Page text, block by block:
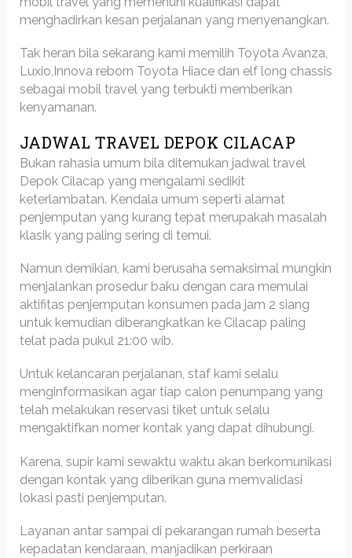
menghadirkan kesan perjalanan yang menyenangkan.
Tak heran bila sekarang kami memilih Toyota Avanza,
Luxio,Innova reborn Toyota Hiace dan elf long chassis
sebagai mobil travel yang terbukti memberikan
kenyamanan.
JADWAL TRAVEL DEPOK CILACAP
Bukan rahasia umum bila ditemukan jadwal travel
Depok Cilacap yang mengalami sedikit
keterlambatan. Kendala umum seperti alamat
penjemputan yang kurang tepat merupakah masalah
klasik yang paling sering di temui.
Namun demikian, kami berusaha semaksimal mungkin
menjalankan prosedur baku dengan cara memulai
aktifitas penjemputan konsumen pada jam 2 siang
untuk kemudian diberangkatkan ke Cilacap paling
telat pada pukul 21:00 wib.
Untuk kelancaran perjalanan, staf kami selalu
menginformasikan agar tiap calon penumpang yang
telah melakukan reservasi tiket untuk selalu
mengaktifkan nomer kontak yang dapat dihubungi.
Karena, supir kami sewaktu waktu akan berkomunikasi
dengan kontak yang diberikan guna memvalidasi
lokasi pasti penjemputan.
Layanan antar sampai di pekarangan rumah beserta
kepadatan kendaraan, manjadikan perkiraan